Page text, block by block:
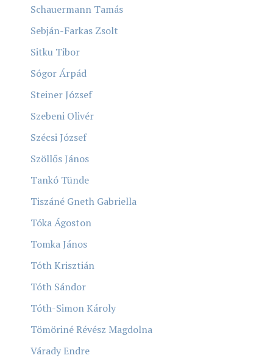
Schauermann Tamás
Sebján-Farkas Zsolt
Sitku Tibor
Sógor Árpád
Steiner József
Szebeni Olivér
Szécsi József
Szöllős János
Tankó Tünde
Tiszáné Gneth Gabriella
Tóka Ágoston
Tomka János
Tóth Krisztián
Tóth Sándor
Tóth-Simon Károly
Tömöriné Révész Magdolna
Várady Endre